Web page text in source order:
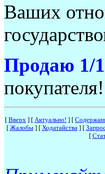
Ваших
Продаю 1/
[ Вверх ] [ Актуально! ] [
[ Жалобы] [ Ходатайства] [
[